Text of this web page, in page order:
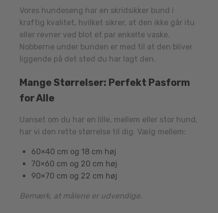
Vores hundeseng har en skridsikker bund i
kraftig kvalitet, hvilket sikrer, at den ikke går itu
eller revner ved blot et par enkelte vaske.
Nobberne under bunden er med til at den bliver
liggende på det sted du har lagt den.
Mange Størrelser: Perfekt Pasform
for Alle
Uanset om du har en lille, mellem eller stor hund,
har vi den rette størrelse til dig. Vælg mellem:
60×40 cm og 18 cm høj
70×60 cm og 20 cm høj
90×70 cm og 22 cm høj
Bemærk, at målene er udvendige.